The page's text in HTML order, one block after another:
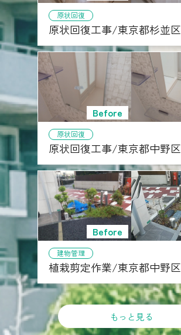
原状回復
原状回復工事/東京都杉並区
原状回復
原状回復工事/東京都中野区
建物管理
植栽剪定作業/東京都中野区
もっと見る